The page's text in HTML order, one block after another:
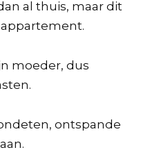
al thuis, maar dit
moeder, dus
ontspande